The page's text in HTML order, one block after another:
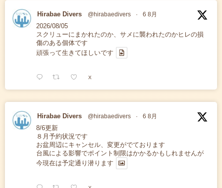
Hirabae Divers @hirabaedivers · 6 8月
2026/08/05
スクリューにまかれたのか、サメに襲われたのかヒレの損
傷のある個体です
頑張って生きてほしいです
X
Hirabae Divers @hirabaedivers · 6 8月
8/6更新
８月予約状況です
お盆周辺にキャンセル、変更がでております
台風による影響でポイント制限はかかるかもしれませんが
今現在は予定通り潜ります